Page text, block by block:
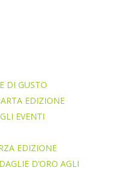
DI GUSTO
EDIZIONE
EVENTI
EDIZIONE
D’ORO AGLI